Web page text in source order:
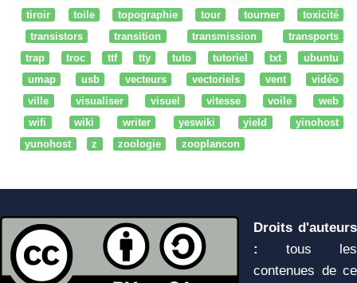
tiroir
toile topographie tour tourner
toxicité
transistors
transition transmission
transports
trap
troc ttf tty tuto tutoriel txt
ubuntu
umap
usb vecteurs vectoriels vent
vidéo
ville
visualiser visuel vitesse voile
web
wifi
wiki writer yeswiki yield
yinohost
yunohost
z zoologie zooplancon
Droits d'auteurs
:
tous les
contenues de ce